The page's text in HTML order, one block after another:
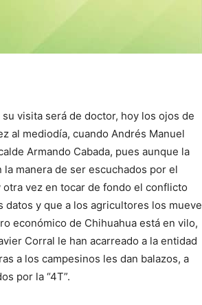
visita será de doctor, hoy los ojos de
al mediodía, cuando Andrés Manuel
Armando Cabada, pues aunque la
manera de ser escuchados por el
vez en tocar de fondo el conflicto
y que a los agricultores los mueve
económico de Chihuahua está en vilo,
Corral le han acarreado a la entidad
a los campesinos les dan balazos, a
por la “4T”.